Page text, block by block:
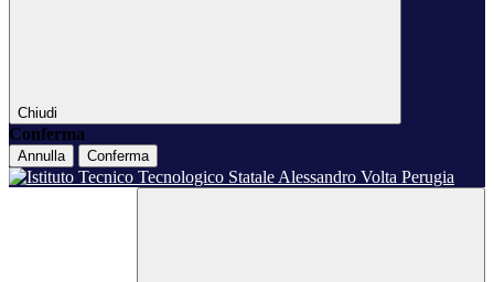
Chiudi
Conferma
Annulla Conferma